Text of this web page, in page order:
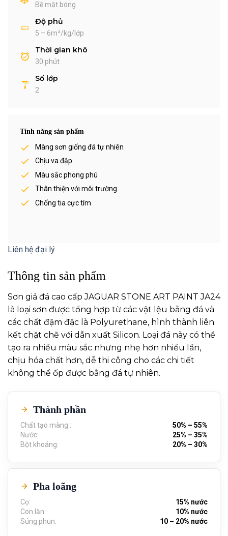
Bề mặt bóng
Độ phủ
5 – 6m²/kg/lớp
Thời gian khô
30 phút
Số lớp
2
Tính năng sản phẩm
Màng sơn giống đá tự nhiên
Chịu va đập
Màu sắc phong phú
Thân thiện với môi trường
Chống tia cực tím
Liên hệ đại lý
Thông tin sản phẩm
Sơn giả đá cao cấp JAGUAR STONE ART PAINT JA24
là loại sơn được tổng hợp từ các vật lệu bằng đá và
các chất đậm đặc là Polyurethane, hình thành liên
kết chặt chẽ với dẫn xuất Silicon. Loại đá này có thể
tạo ra nhiều màu sắc nhưng nhẹ hơn nhiều lần,
chịu hóa chất hơn, dễ thi công cho các chi tiết
không thể ốp được bằng đá tự nhiên.
Thành phần
Chất tạo màng :
50% – 55%
Nước:
25% – 35%
Bột khoáng:
20% – 30%
Pha loãng
Cọ:
15% nước
Con lăn:
10% nước
Súng phun:
10 – 20% nước